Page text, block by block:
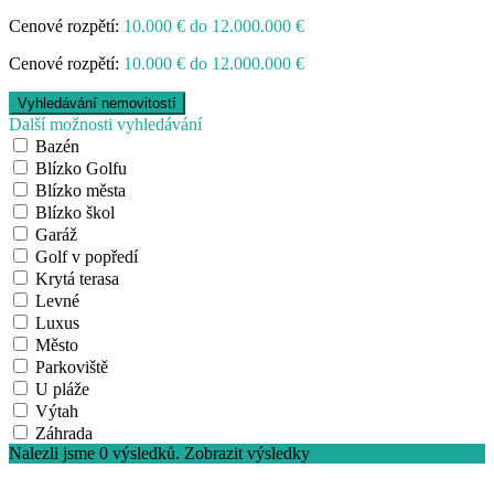
Cenové rozpětí: 10.000 € do 12.000.000 €
Cenové rozpětí: 10.000 € do 12.000.000 €
Další možnosti vyhledávání
Bazén
Blízko Golfu
Blízko města
Blízko škol
Garáž
Golf v popředí
Krytá terasa
Levné
Luxus
Město
Parkoviště
U pláže
Výtah
Záhrada
Nalezli jsme0 výsledků.Zobrazit výsledky